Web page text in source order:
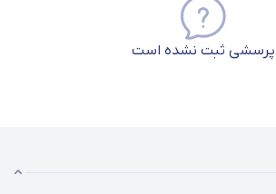
پرسشی ثبت نشده است